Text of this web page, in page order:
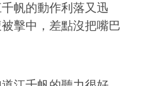
帆的動作利落又迅
擊中，差點沒把嘴巴